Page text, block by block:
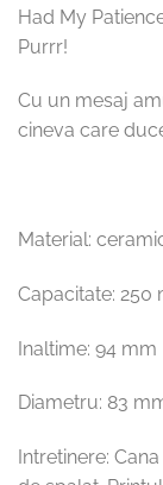
Had My
Purrr!
Cu un mesaj
cineva care
Material:
Capacitate: 250
Inaltime: 94 mm
Diametru: 83
Intretinere: